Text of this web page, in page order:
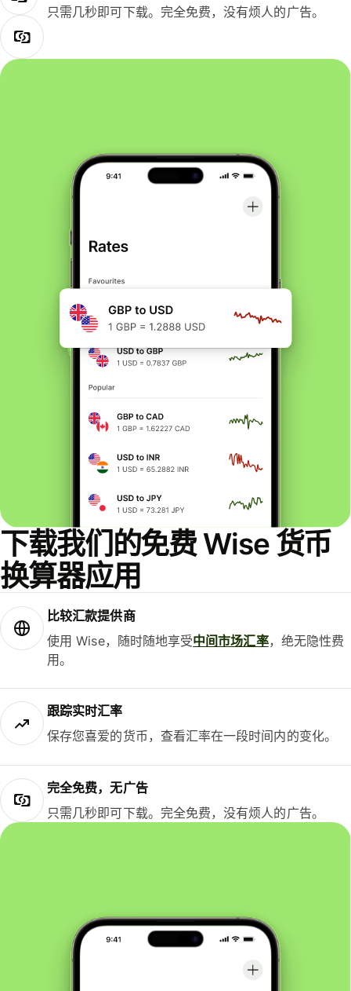
只需几秒即可下载。完全免费，没有烦人的广告。
下载我们的免费 Wise 货币
换算器应用
比较汇款提供商
使用 Wise，随时随地享受中间市场汇率，绝无隐性费
用。
跟踪实时汇率
保存您喜爱的货币，查看汇率在一段时间内的变化。
完全免费，无广告
只需几秒即可下载。完全免费，没有烦人的广告。